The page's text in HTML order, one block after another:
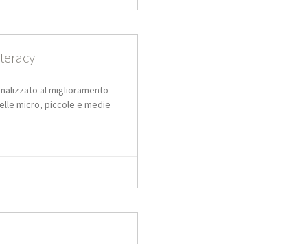
al miglioramento
micro, piccole e medie